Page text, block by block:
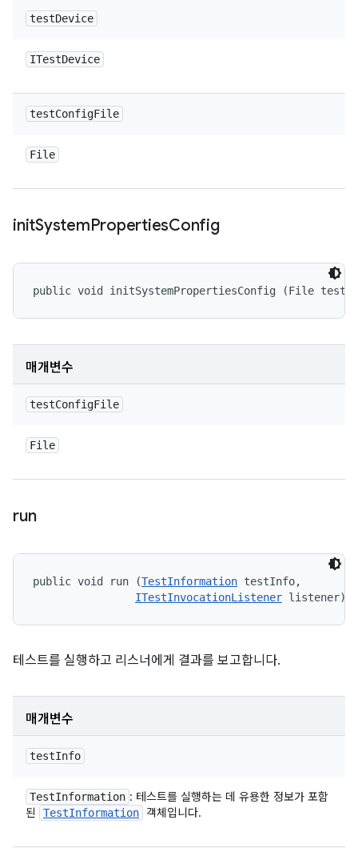
testDevice
ITestDevice
testConfigFile
File
initSystemPropertiesConfig
public void initSystemPropertiesConfig (File
매개변수
testConfigFile
File
run
public void run (TestInformation testInfo,
ITestInvocationListener listener)
테스트를 실행하고 리스너에게 결과를 보고합니다.
매개변수
testInfo
TestInformation : 테스트를 실행하는 데 유용한 정보가 포함
된
TestInformation 객체입니다.